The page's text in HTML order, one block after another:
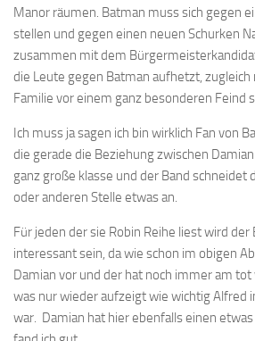
Manor räumen. Batman muss sich gegen
stellen und gegen einen neuen Schurken
zusammen mit dem
die Leute gegen Batman aufhetzt,
Familie vor einem ganz besonderen Feind
Ich muss ja sagen ich bin wirklich Fan von
die gerade die Beziehung zwischen
ganz große klasse und der Band schneidet
oder anderen Stelle etwas an.
Für jeden der sie Robin Reihe liest wird der
interessant sein, da wie schon im obigen
Damian vor und der hat noch immer am
was nur wieder aufzeigt wie wichtig Alfred
war. Damian hat hier ebenfalls einen